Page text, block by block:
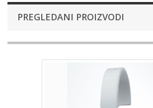
PREGLEDANI PROIZVODI